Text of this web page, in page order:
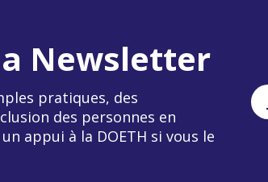
Newsletter
pratiques, des
des personnes en
appui à la DOETH si vous le